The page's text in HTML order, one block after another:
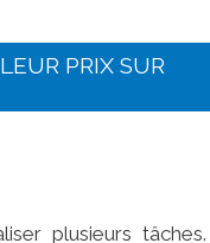
PRIX SUR
plusieurs